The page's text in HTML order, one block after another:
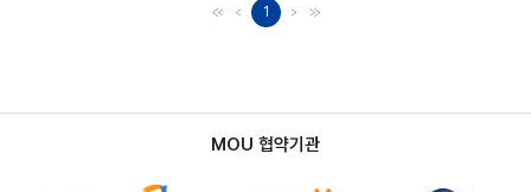
1
MOU 협약기관